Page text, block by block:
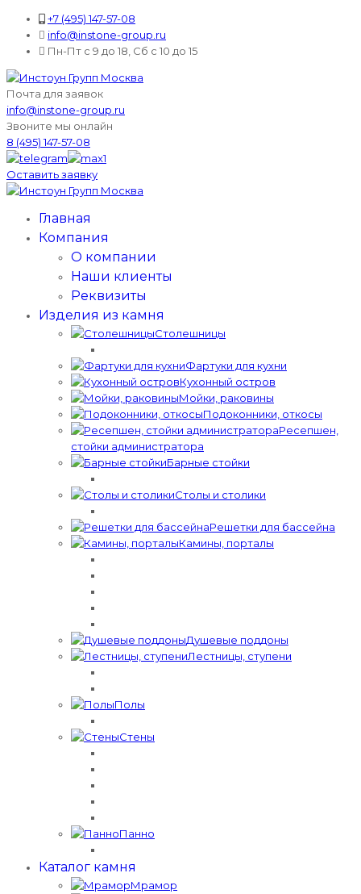
+7 (495) 147-57-08
info@instone-group.ru
Пн-Пт с 9 до 18, Сб с 10 до 15
Почта для заявок
info@instone-group.ru
Звоните мы онлайн
8 (495) 147-57-08
Оставить заявку
Главная
Компания
О компании
Наши клиенты
Реквизиты
Изделия из камня
Столешницы
Фартуки для кухни
Кухонный остров
Мойки, раковины
Подоконники, откосы
Ресепшен,
стойки администратора
Барные стойки
Столы и столики
Решетки для бассейна
Камины, порталы​​​
Душевые поддоны
Лестницы, ступени
Полы
Стены
Панно
Каталог камня
Мрамор